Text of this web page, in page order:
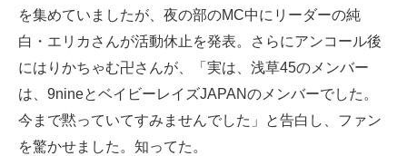
を集めていましたが、夜の部のMC中にリーダーの純
白・エリカさんが活動休止を発表。さらにアンコール後
にはりかちゃむ卍さんが、「実は、浅草45のメンバー
は、9nineとベイビーレイズJAPANのメンバーでした。
今まで黙っていてすみませんでした」と告白し、ファン
を驚かせました。知ってた。